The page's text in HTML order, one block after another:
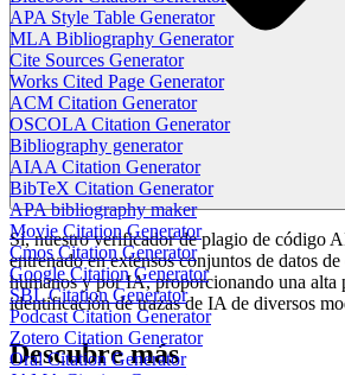
APA Style Table Generator
MLA Bibliography Generator
Cite Sources Generator
Works Cited Page Generator
ACM Citation Generator
OSCOLA Citation Generator
Bibliography generator
AIAA Citation Generator
BibTeX Citation Generator
APA bibliography maker
Movie Citation Generator
Cmos Citation Generator
Google Citation Generator
SBL Citation Generator
Podcast Citation Generator
Zotero Citation Generator
Oral Citation Generator
Sí, nuestro verificador de plagio de código
entrenado en extensos conjuntos de datos
humanos y por IA, proporcionando una alta
identificación de trazas de IA de diversos
Descubre más